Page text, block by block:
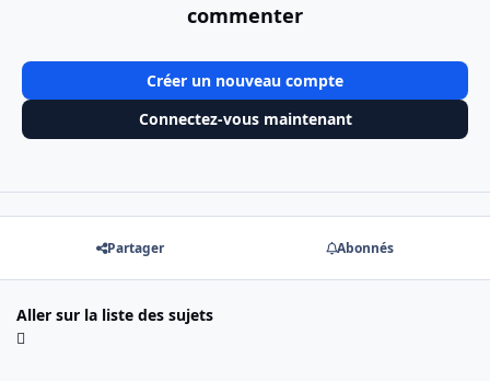
commenter
Créer un nouveau compte
Connectez-vous maintenant
Partager Abonnés
Aller sur la liste des sujets